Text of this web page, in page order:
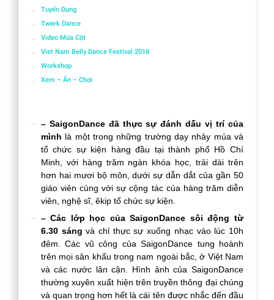
Tuyển Dụng
Twerk Dance
Video Múa Cột
Viet Nam Belly Dance Festival 2018
Workshop
Xem – Ăn – Chơi
– SaigonDance đã thực sự đánh dấu vị trí của
mình là một trong những trường dạy nhảy múa và
tổ chức sự kiện hàng đầu tại thành phố Hồ Chí
Minh, với hàng trăm ngàn khóa học, trải dài trên
hơn hai mươi bộ môn, dưới sự dẫn dắt của gần 50
giáo viên cùng với sự cộng tác của hàng trăm diễn
viên, nghệ sĩ, êkip tổ chức sự kiện.
– Các lớp học của SaigonDance sôi động từ
6.30 sáng và chỉ thực sự xuống nhạc vào lúc 10h
đêm. Các vũ công của SaigonDance tung hoành
trên mọi sân khấu trong nam ngoài bắc, ở Việt Nam
và các nước lân cận. Hình ảnh của SaigonDance
thường xuyên xuất hiện trên truyền thông đại chúng
và quan trọng hơn hết là cái tên được nhắc đến đầu